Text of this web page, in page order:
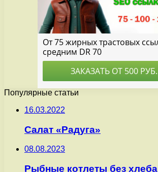
Популярные статьи
16.03.2022
Салат «Радуга»
08.08.2023
Рыбные котлеты без хлеба